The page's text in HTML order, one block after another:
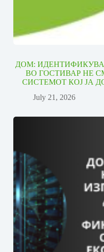
ДОМ:
ВО ГОСТИВАР НЕ
СИСТЕМОТ КОЈ ЈА
July 21, 2026